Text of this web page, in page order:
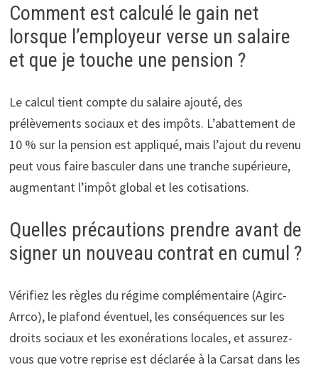
Comment est calculé le gain net
lorsque l’employeur verse un salaire
et que je touche une pension ?
Le calcul tient compte du salaire ajouté, des
prélèvements sociaux et des impôts. L’abattement de
10 % sur la pension est appliqué, mais l’ajout du revenu
peut vous faire basculer dans une tranche supérieure,
augmentant l’impôt global et les cotisations.
Quelles précautions prendre avant de
signer un nouveau contrat en cumul ?
Vérifiez les règles du régime complémentaire (Agirc-
Arrco), le plafond éventuel, les conséquences sur les
droits sociaux et les exonérations locales, et assurez-
vous que votre reprise est déclarée à la Carsat dans les